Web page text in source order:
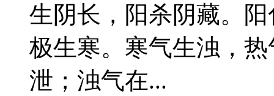
生阴长，阳杀阴藏。
极生寒。寒气生浊，
泄；浊气在...